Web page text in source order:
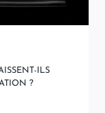
ILS
?